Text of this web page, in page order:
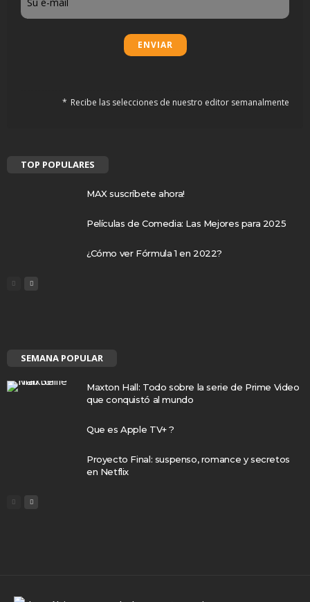
Recibe las selecciones de nuestro editor semanalmente
TOP POPULARES
MAX suscríbete ahora!
Películas de Comedia: Las Mejores para 2025
¿Cómo ver Fórmula 1 en 2022?
SEMANA POPULAR
Maxton Hall: Todo sobre la serie de Prime Video
que conquistó al mundo
Que es Apple TV+ ?
Proyecto Final: suspenso, romance y secretos
en Netflix